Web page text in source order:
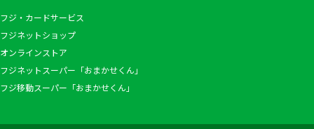
フジ・カードサービス
フジネットショップ
オンラインストア
フジネットスーパー「おまかせくん」
フジ移動スーパー「おまかせくん」